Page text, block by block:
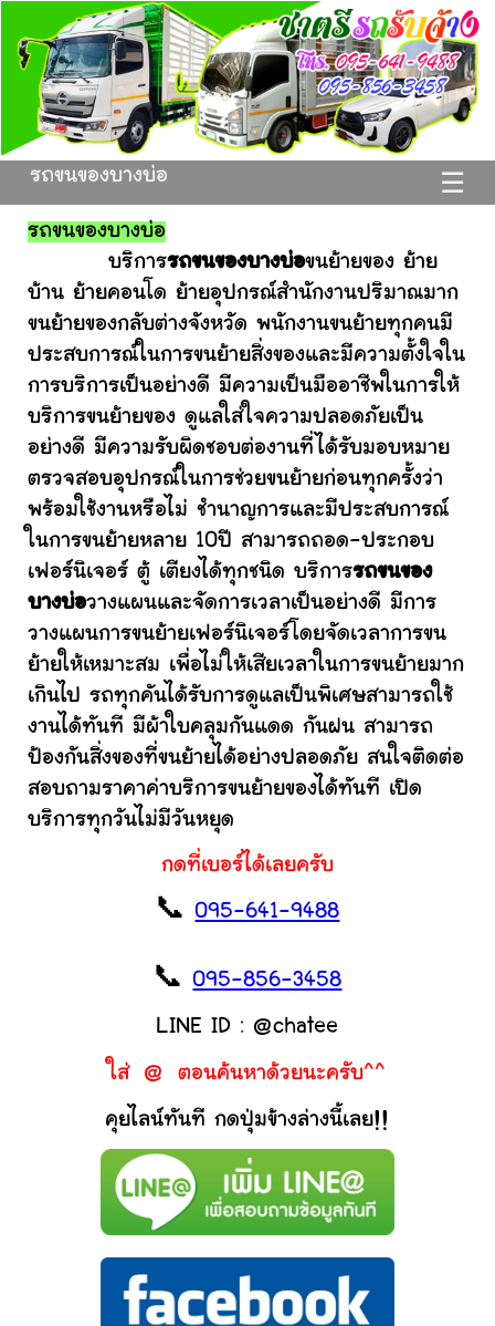
☰
รถขนของบางบ่อ
รถขนของบางบ่อ
บริการรถขนของบางบ่อขนย้ายของ ย้าย
บ้าน ย้ายคอนโด ย้ายอุปกรณ์สำนักงานปริมาณมาก
ขนย้ายของกลับต่างจังหวัด พนักงานขนย้ายทุกคนมี
ประสบการณ์ในการขนย้ายสิ่งของและมีความตั้งใจใน
การบริการเป็นอย่างดี มีความเป็นมืออาชีพในการให้
บริการขนย้ายของ ดูแลใส่ใจความปลอดภัยเป็น
อย่างดี มีความรับผิดชอบต่องานที่ได้รับมอบหมาย
ตรวจสอบอุปกรณ์ในการช่วยขนย้ายก่อนทุกครั้งว่า
พร้อมใช้งานหรือไม่ ชำนาญการและมีประสบการณ์
ในการขนย้ายหลาย 10ปี สามารถถอด-ประกอบ
เฟอร์นิเจอร์ ตู้ เตียงได้ทุกชนิด บริการรถขนของ
บางบ่อวางแผนและจัดการเวลาเป็นอย่างดี มีการ
วางแผนการขนย้ายเฟอร์นิเจอร์โดยจัดเวลาการขน
ย้ายให้เหมาะสม เพื่อไม่ให้เสียเวลาในการขนย้ายมาก
เกินไป รถทุกคันได้รับการดูแลเป็นพิเศษสามารถใช้
งานได้ทันที มีผ้าใบคลุมกันแดด กันฝน สามารถ
ป้องกันสิ่งของที่ขนย้ายได้อย่างปลอดภัย สนใจติดต่อ
สอบถามราคาค่าบริการขนย้ายของได้ทันที เปิด
บริการทุกวันไม่มีวันหยุด
กดที่เบอร์ได้เลยครับ
📞095-641-9488
📞095-856-3458
LINE ID : @chatee
ใส่ @ ตอนค้นหาด้วยนะครับ^^
คุยไลน์ทันที กดปุ่มข้างล่างนี้เลย!!